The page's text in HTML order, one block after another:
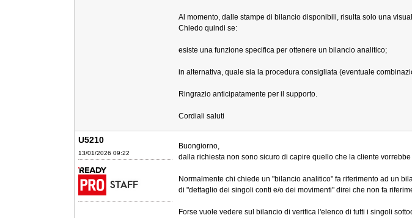
Al momento, dalle stampe di bilancio disponibili, risulta solo una
Chiedo quindi se:
esiste una funzione specifica per ottenere un bilancio analitico;
in alternativa, quale sia la procedura consigliata (eventuale
Ringrazio anticipatamente per il supporto.
Cordiali saluti
U5210
13/01/2026 09:22
Buongiorno,
dalla richiesta non sono sicuro di capire quello che la cliente
Normalmente chi chiede un "bilancio analitico" fa riferimento ad un
di "dettaglio dei singoli conti e/o dei movimenti" direi che non fa
Forse vuole vedere sul bilancio di verifica l'elenco di tutti i singoli